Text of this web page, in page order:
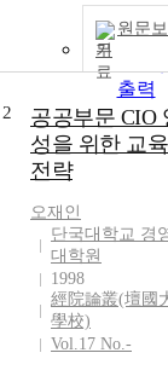
출력
출력
원문보
기
2
공공부문 CIO
성을 위한 교육
전략
오재인
단국대학교 경
대학원
1998
經院論叢(壇國
學校)
Vol.17 No.-